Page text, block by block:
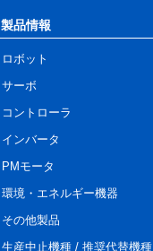
製品情報
ロボット
サーボ
コントローラ
インバータ
PMモータ
環境・エネルギー機器
その他製品
生産中止機種 / 推奨代替機種